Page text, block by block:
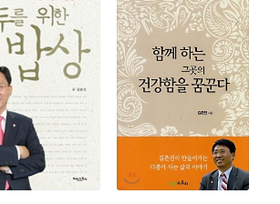
관계기관을 찾아 전달하고 그 반
진 자연과 더불어 성장하였다.
.
학 박사학위를 취득하였으며, 한
양성, 신소재 개발, 봉사 활동
치의(의료자문위)를 지냈다.